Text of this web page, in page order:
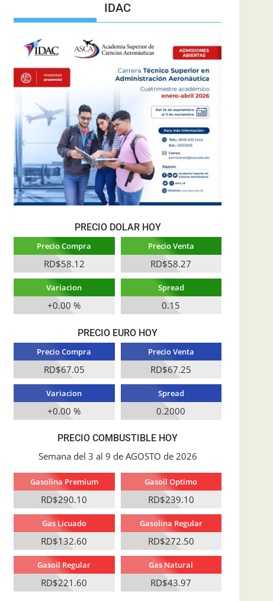
IDAC
PRECIO DOLAR HOY
Precio Compra
RD$58.12
Precio Venta
RD$58.27
Variacion
+0.00 %
Spread
0.15
PRECIO EURO HOY
Precio Compra
RD$67.05
Precio Venta
RD$67.25
Variacion
+0.00 %
Spread
0.2000
PRECIO COMBUSTIBLE HOY
Semana del 3 al 9 de AGOSTO de 2026
Gasolina Premium
RD$290.10
Gasoil Optimo
RD$239.10
Gas Licuado
RD$132.60
Gasolina Regular
RD$272.50
Gasoil Regular
RD$221.60
Gas Natural
RD$43.97